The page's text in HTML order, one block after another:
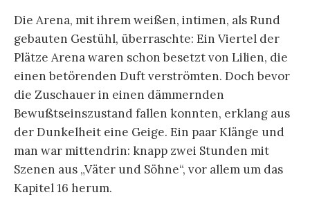
Die Arena, mit ihrem weißen, intimen, als Rund
gebauten Gestühl, überraschte: Ein Viertel der
Plätze Arena waren schon besetzt von Lilien, die
einen betörenden Duft verströmten. Doch bevor
die Zuschauer in einen dämmernden
Bewußtseinszustand fallen konnten, erklang aus
der Dunkelheit eine Geige. Ein paar Klänge und
man war mittendrin: knapp zwei Stunden mit
Szenen aus „Väter und Söhne“, vor allem um das
Kapitel 16 herum.